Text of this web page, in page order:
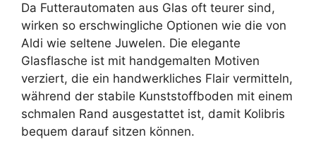
Da Futterautomaten aus Glas oft teurer sind,
wirken so erschwingliche Optionen wie die von
Aldi wie seltene Juwelen. Die elegante
Glasflasche ist mit handgemalten Motiven
verziert, die ein handwerkliches Flair vermitteln,
während der stabile Kunststoffboden mit einem
schmalen Rand ausgestattet ist, damit Kolibris
bequem darauf sitzen können.